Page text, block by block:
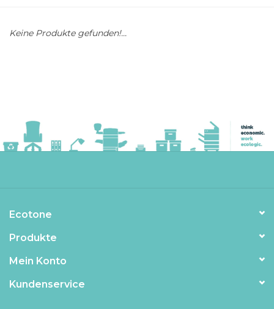
Keine Produkte gefunden!...
Ecotone
Produkte
Mein Konto
Kundenservice